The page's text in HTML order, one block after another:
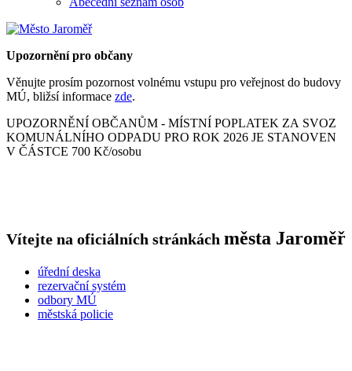
Upozornění pro občany
Věnujte prosím pozornost volnému vstupu pro veřejnost do budovy
MÚ, bližsí informace zde.
UPOZORNĚNÍ OBČANŮM - MÍSTNÍ POPLATEK ZA SVOZ
KOMUNÁLNÍHO ODPADU PRO ROK 2026 JE STANOVEN
V ČÁSTCE 700 Kč/osobu
Vítejte na oficiálních stránkách města Jaroměř
úřední deska
rezervační systém
odbory MÚ
městská policie